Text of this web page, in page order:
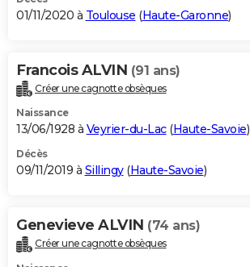
01/11/2020 à Toulouse (Haute-Garonne)
Francois ALVIN (91 ans)
Créer une cagnotte obsèques
Naissance
13/06/1928 à Veyrier-du-Lac(Haute-Savoie)
Décès
09/11/2019 à Sillingy(Haute-Savoie)
Genevieve ALVIN (74 ans)
Créer une cagnotte obsèques